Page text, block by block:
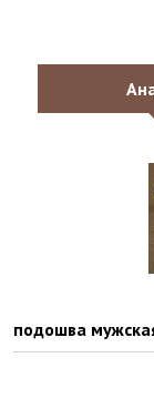
подошва